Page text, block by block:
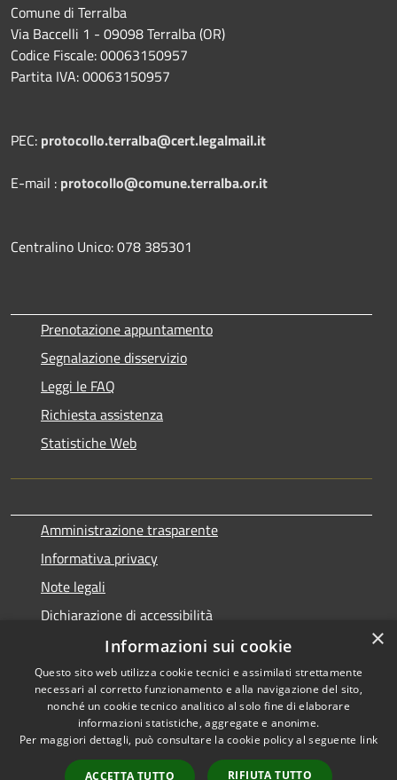
Comune di Terralba
Via Baccelli 1 - 09098 Terralba (OR)
Codice Fiscale: 00063150957
Partita IVA: 00063150957
PEC: protocollo.terralba@cert.legalmail.it
E-mail : protocollo@comune.terralba.or.it
Centralino Unico: 078 385301
Prenotazione appuntamento
Segnalazione disservizio
Leggi le FAQ
Richiesta assistenza
Statistiche Web
Amministrazione trasparente
Informativa privacy
Note legali
Dichiarazione di accessibilità
Accessibilità
Privacy
Copyright © 2026 • Comune di
Terralba • Powered by
Municipium•Accesso
redazione
×
Informazioni sui cookie
Questo sito web utilizza cookie tecnici e assimilati strettamente
necessari al corretto funzionamento e alla navigazione del sito,
nonché un cookie tecnico analitico al solo fine di elaborare
informazioni statistiche, aggregate e anonime.
Per maggiori dettagli, può consultare la cookie policy al seguente link
ACCETTA TUTTO RIFIUTA TUTTO